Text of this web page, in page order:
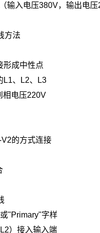
输入电压380V，输出电压
方法
形成中性点
L1、L2、L3
相电压220V
的方式连接
"Primary"字样
）接入输入端